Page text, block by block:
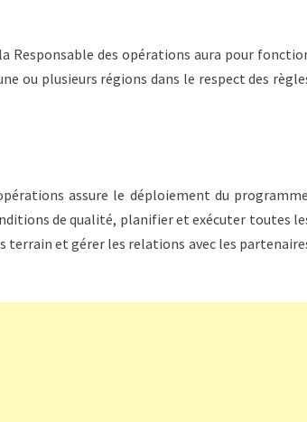
Responsable des opérations aura pour
ou plusieurs régions dans le respect des
assure le déploiement du
de qualité, planifier et exécuter toutes
terrain et gérer les relations avec les